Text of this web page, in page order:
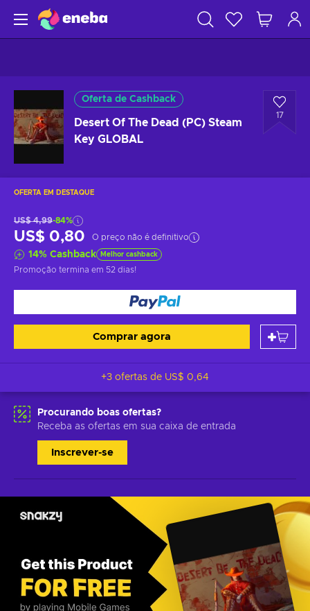
Oferta de Cashback
Desert Of The Dead (PC) Steam
Key GLOBAL
17
OFERTA EM DESTAQUE
US$ 4,99-84%
US$ 0,80 O preço não é definitivo
14% Cashback Melhor cashback
Promoção termina em 52 dias!
Comprar agora
+3 ofertas de US$ 0,64
Procurando boas ofertas?
Receba as ofertas em sua caixa de entrada
Inscrever-se